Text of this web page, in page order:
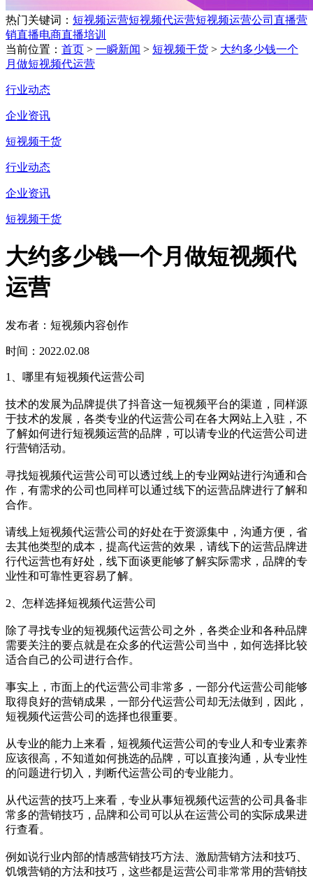
热门关键词： 短视频运营短视频代运营短视频运营公司 直播营
销直播电商直播培训
当前位置： 首页 > 一瞬新闻 > 短视频干货 > 大约多少钱一个
月做短视频代运营
行业动态
企业资讯
短视频干货
行业动态
企业资讯
短视频干货
大约多少钱一个月做短视频代
运营
发布者：短视频内容创作
时间：2022.02.08
1、哪里有短视频代运营公司
技术的发展为品牌提供了抖音这一短视频平台的渠道，同样源
于技术的发展，各类专业的代运营公司在各大网站上入驻，不
了解如何进行短视频运营的品牌，可以请专业的代运营公司进
行营销活动。
寻找短视频代运营公司可以透过线上的专业网站进行沟通和合
作，有需求的公司也同样可以通过线下的运营品牌进行了解和
合作。
请线上短视频代运营公司的好处在于资源集中，沟通方便，省
去其他类型的成本，提高代运营的效果，请线下的运营品牌进
行代运营也有好处，线下面谈更能够了解实际需求，品牌的专
业性和可靠性更容易了解。
2、怎样选择短视频代运营公司
除了寻找专业的短视频代运营公司之外，各类企业和各种品牌
需要关注的要点就是在众多的代运营公司当中，如何选择比较
适合自己的公司进行合作。
事实上，市面上的代运营公司非常多，一部分代运营公司能够
取得良好的营销成果，一部分代运营公司却无法做到，因此，
短视频代运营公司的选择也很重要。
从专业的能力上来看，短视频代运营公司的专业人和专业素养
应该很高，不知道如何挑选的品牌，可以直接沟通，从专业性
的问题进行切入，判断代运营公司的专业能力。
从代运营的技巧上来看，专业从事短视频代运营的公司具备非
常多的营销技巧，品牌和公司可以从在运营公司的实际成果进
行查看。
例如说行业内部的情感营销技巧方法、激励营销方法和技巧、
饥饿营销的方法和技巧，这些都是运营公司非常常用的营销技